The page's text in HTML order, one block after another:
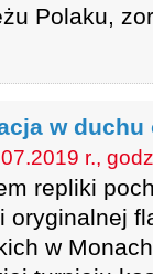
Polaku,
w
r.,
repliki
oryginalnej
w